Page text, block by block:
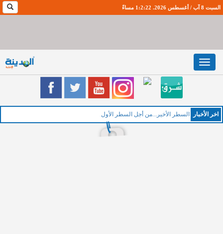
السبت 8 آب / أغسطس 2026. 1:2:23 مساءً
Toggle
navigation
اخر اﻷخبار الخم